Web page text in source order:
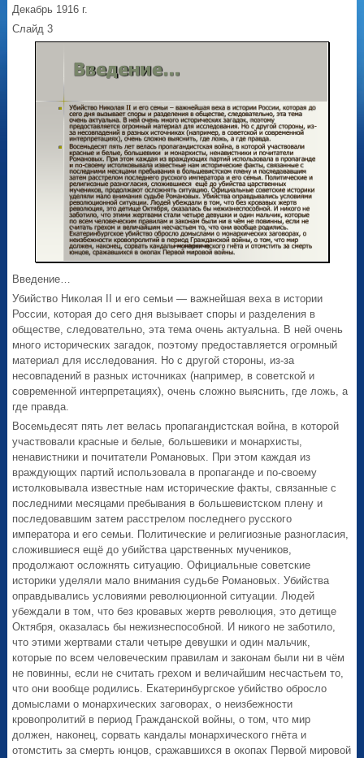
Декабрь 1916 г.
Слайд 3
Введение…
Убийство Николая II и его семьи — важнейшая веха в истории
России, которая до сего дня вызывает споры и разделения в
обществе, следовательно, эта тема очень актуальна. В ней очень
много исторических загадок, поэтому предоставляется огромный
материал для исследования. Но с другой стороны, из-за
несовпадений в разных источниках (например, в советской и
современной интерпретациях), очень сложно выяснить, где ложь, а
где правда.
Восемьдесят пять лет велась пропагандистская война, в которой
участвовали красные и белые, большевики и монархисты,
ненавистники и почитатели Романовых. При этом каждая из
враждующих партий использовала в пропаганде и по-своему
истолковывала известные нам исторические факты, связанные с
последними месяцами пребывания в большевистском плену и
последовавшим затем расстрелом последнего русского
императора и его семьи. Политические и религиозные разногласия,
сложившиеся ещё до убийства царственных мучеников,
продолжают осложнять ситуацию. Официальные советские
историки уделяли мало внимания судьбе Романовых. Убийства
оправдывались условиями революционной ситуации. Людей
убеждали в том, что без кровавых жертв революция, это детище
Октября, оказалась бы нежизнеспособной. И никого не заботило,
что этими жертвами стали четыре девушки и один мальчик,
которые по всем человеческим правилам и законам были ни в чём
не повинны, если не считать грехом и величайшим несчастьем то,
что они вообще родились. Екатеринбургское убийство обросло
домыслами о монархических заговорах, о неизбежности
кровопролитий в период Гражданской войны, о том, что мир
должен, наконец, сорвать кандалы монархического гнёта и
отомстить за смерть юнцов, сражавшихся в окопах Первой мировой